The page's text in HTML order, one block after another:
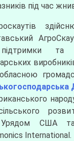
під час
підтримки
Урядом США
International.